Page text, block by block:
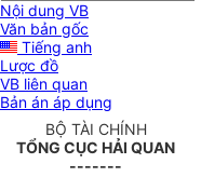
Nội dung VB
Văn bản gốc
Tiếng anh
Lược đồ
VB liên quan
Bản án áp dụng
BỘ TÀI CHÍNH
TỔNG CỤC HẢI QUAN
-------